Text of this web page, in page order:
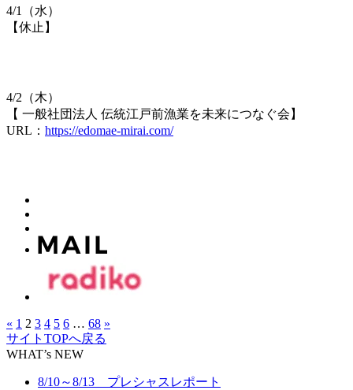
4/1（水）
【休止】
4/2（木）
【 一般社団法人 伝統江戸前漁業を未来につなぐ会】
URL： https://edomae-mirai.com/
« 1 2 3 4 5 6 … 68 »
サイトTOPへ戻る
WHAT’s NEW
8/10～8/13 プレシャスレポート